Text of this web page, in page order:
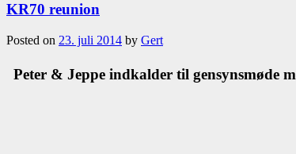
KR70 reunion
Posted on 23. juli 2014 by Gert
Peter & Jeppe indkalder til gensynsmøde